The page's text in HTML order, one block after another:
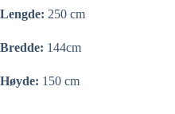
Lengde: 250 cm
Bredde: 144cm
Høyde: 150 cm